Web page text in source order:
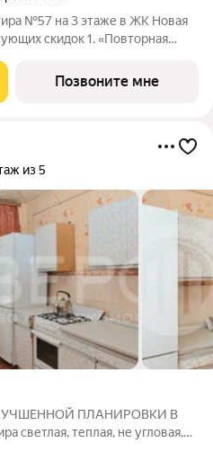
№57 на 3 этаже в ЖК Новая
скидок 1. «Повторная
Позвоните мне
из 5
ПЛАНИРОВКИ В
теплая, не угловая,